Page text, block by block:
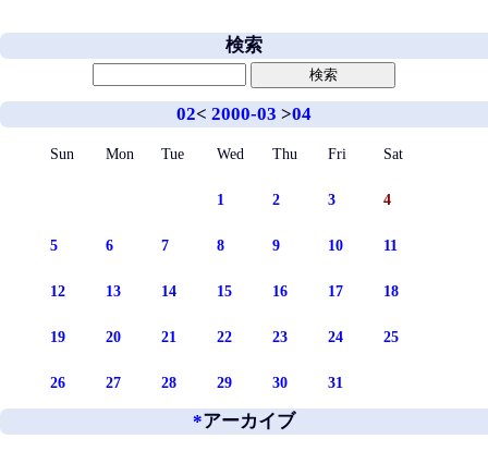
検索
02< 2000-03 >04
Sun Mon Tue Wed Thu Fri Sat
1 2 3 4
5 6 7 8 9 10 11
12 13 14 15 16 17 18
19 20 21 22 23 24 25
26 27 28 29 30 31
*アーカイブ